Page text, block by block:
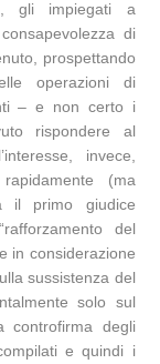
gli impiegati a
di
prospettando
operazioni di
– e non certo i
rispondere al
invece,
(ma
il primo giudice
del
in considerazione
sussistenza del
solo sul
degli
e quindi i